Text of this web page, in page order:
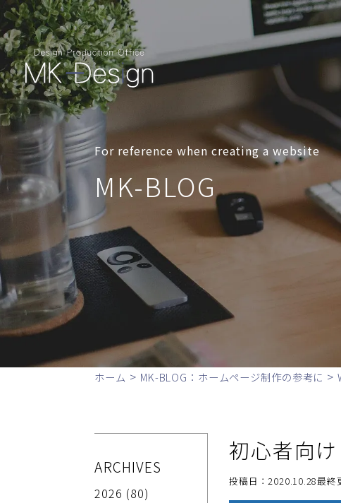
For reference when creating a website
MK-BLOG
ホーム > MK-BLOG：ホームページ制作の参考に >
初心者向
投稿日：2020.10.28最終
ARCHIVES
2026 (80)